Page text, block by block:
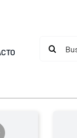
Buscar: